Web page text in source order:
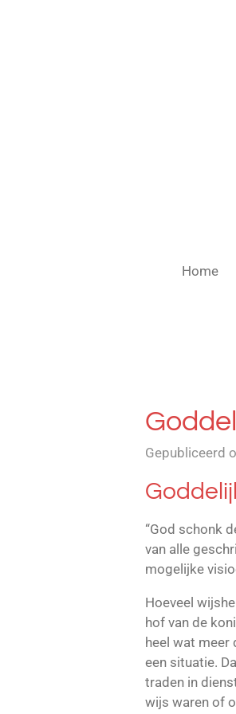
Home
Gepubliceerd
“God schonk
van alle
mogelijke
Hoeveel
hof van de
heel wat meer
een situatie.
traden in
wijs waren of